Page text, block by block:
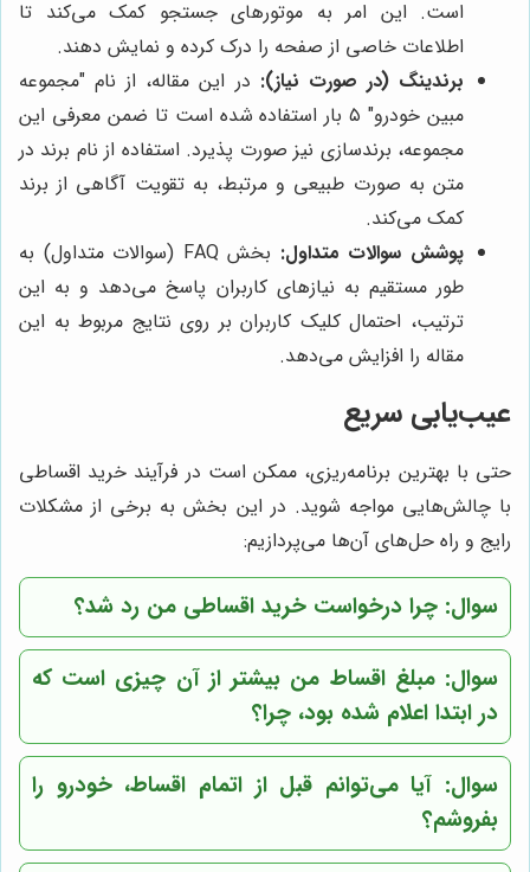
است. این امر به موتورهای جستجو کمک می‌کند تا
اطلاعات خاصی از صفحه را درک کرده و نمایش دهند.
برندینگ (در صورت نیاز): در این مقاله، از نام "مجموعه
مبین خودرو" ۵ بار استفاده شده است تا ضمن معرفی این
مجموعه، برندسازی نیز صورت پذیرد. استفاده از نام برند در
متن به صورت طبیعی و مرتبط، به تقویت آگاهی از برند
کمک می‌کند.
پوشش سوالات متداول:
بخش FAQ (سوالات متداول) به
طور مستقیم به نیازهای کاربران پاسخ می‌دهد و به این
ترتیب، احتمال کلیک کاربران بر روی نتایج مربوط به این
مقاله را افزایش می‌دهد.
عیب‌یابی سریع
حتی با بهترین برنامه‌ریزی، ممکن است در فرآیند خرید اقساطی
با چالش‌هایی مواجه شوید. در این بخش به برخی از مشکلات
رایج و راه حل‌های آن‌ها می‌پردازیم:
سوال: چرا درخواست خرید اقساطی من رد شد؟
سوال: مبلغ اقساط من بیشتر از آن چیزی است که
در ابتدا اعلام شده بود، چرا؟
سوال: آیا می‌توانم قبل از اتمام اقساط، خودرو را
بفروشم؟